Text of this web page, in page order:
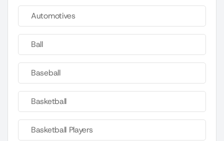
Automotives
Ball
Baseball
Basketball
Basketball Players